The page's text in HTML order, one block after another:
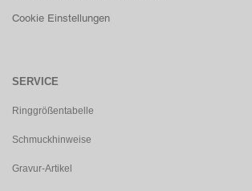
Cookie Einstellungen
SERVICE
Ringgrößentabelle
Schmuckhinweise
Gravur-Artikel